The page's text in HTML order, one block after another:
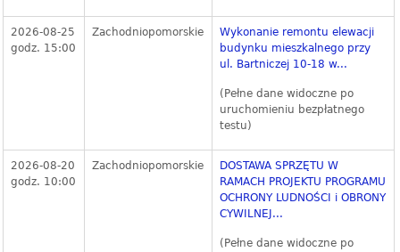
2026-08-25
godz. 15:00
Zachodniopomorskie
Wykonanie remontu elewacji
budynku mieszkalnego przy
ul. Bartniczej 10-18 w...
(Pełne dane widoczne po
uruchomieniu bezpłatnego
testu)
2026-08-20
godz. 10:00
Zachodniopomorskie
DOSTAWA SPRZĘTU W
RAMACH PROJEKTU PROGRAMU
OCHRONY LUDNOŚCI i OBRONY
CYWILNEJ...
(Pełne dane widoczne po